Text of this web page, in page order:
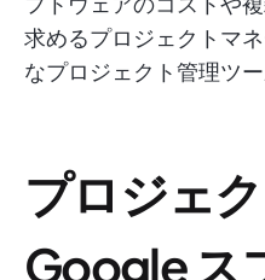
求めるプロジェクトマ
なプロジェクト管理ツ
プロジェ
Google ス